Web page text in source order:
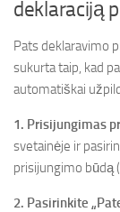
deklaraciją
Pats deklaravimo
sukurta taip, kad
automatiškai
1. Prisijungimas
svetainėje ir
prisijungimo būdą
2. Pasirinkite